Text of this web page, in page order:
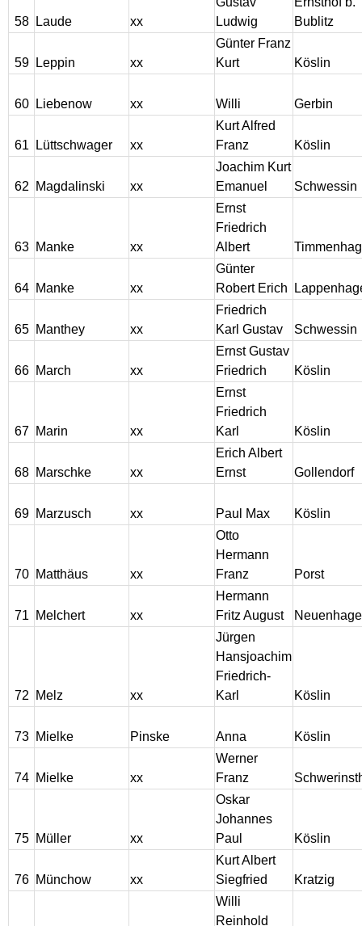
58 Laude xx
Ludwig
Bublitz
59 Leppin xx
Günter Franz
Kurt
Köslin
60 Liebenow xx Willi Gerbin
61 Lüttschwager xx
Kurt Alfred
Franz
Köslin
62 Magdalinski xx
Joachim Kurt
Emanuel
Schwessin
63 Manke xx
Ernst
Friedrich
Albert
64 Manke xx
Günter
Robert Erich
65 Manthey xx
Friedrich
Karl Gustav
Schwessin
66 March xx
Ernst Gustav
Friedrich
Köslin
67 Marin xx
Ernst
Friedrich
Karl
Köslin
68 Marschke xx
Erich Albert
Ernst
Gollendorf
69 Marzusch xx Paul Max Köslin
70 Matthäus xx
Otto
Hermann
Franz
Porst
71 Melchert xx
Hermann
Fritz August
72 Melz xx
Jürgen
Hansjoachim
Friedrich-
Karl
Köslin
73 Mielke Pinske Anna Köslin
74 Mielke xx
Werner
Franz
75 Müller xx
Oskar
Johannes
Paul
Köslin
76 Münchow xx
Kurt Albert
Siegfried
Kratzig
Willi
Reinhold